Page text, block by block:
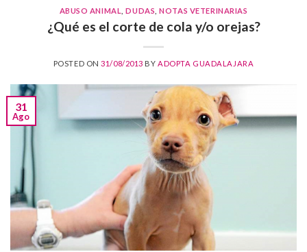
ABUSO ANIMAL ,DUDAS ,NOTAS VETERINARIAS
¿Qué es el corte de cola y/o orejas?
POSTED ON31/08/2013 BY ADOPTA GUADALAJARA
31
Ago